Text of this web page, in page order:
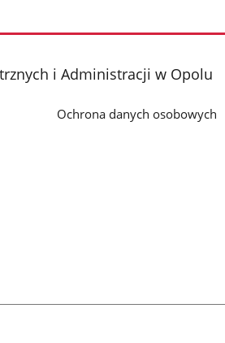
i Administracji w Opolu
Ochrona danych osobowych